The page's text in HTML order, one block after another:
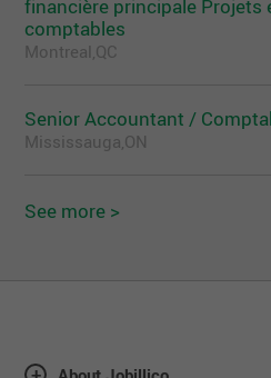
financière principale Projets
comptables
Montreal,QC
Senior Accountant /
Mississauga,ON
See more >